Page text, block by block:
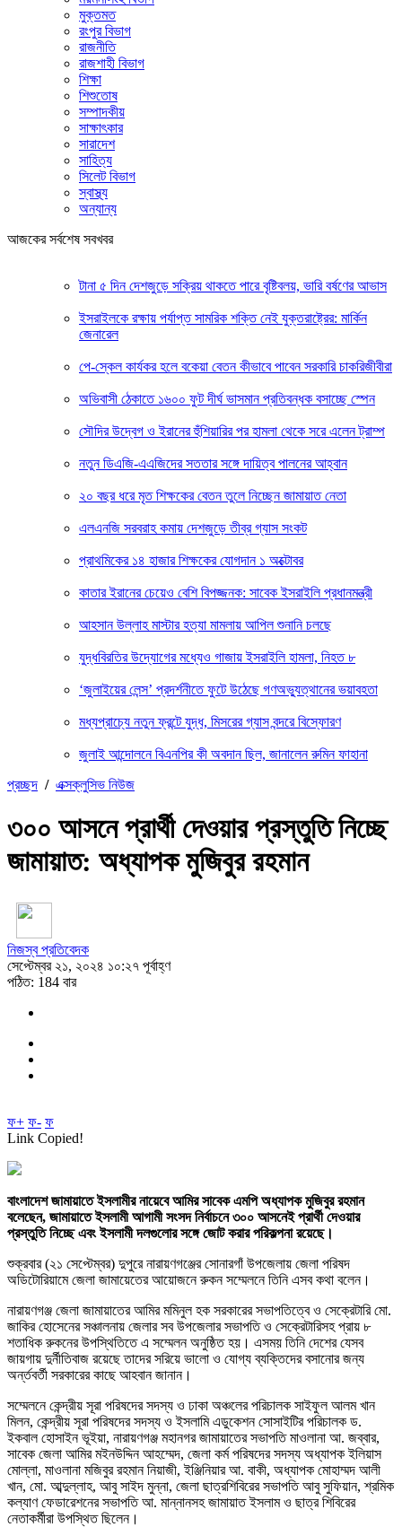
মুক্তমত
রংপুর বিভাগ
রাজনীতি
রাজশাহী বিভাগ
শিক্ষা
শিশুতোষ
সম্পাদকীয়
সাক্ষাৎকার
সারাদেশ
সাহিত্য
সিলেট বিভাগ
স্বাস্থ্য
অন্যান্য
আজকের সর্বশেষ সবখবর
টানা ৫ দিন দেশজুড়ে সক্রিয় থাকতে পারে বৃষ্টিবলয়, ভারি বর্ষণের আভাস
ইসরাইলকে রক্ষায় পর্যাপ্ত সামরিক শক্তি নেই যুক্তরাষ্ট্রের: মার্কিন
জেনারেল
পে-স্কেল কার্যকর হলে বকেয়া বেতন কীভাবে পাবেন সরকারি চাকরিজীবীরা
অভিবাসী ঠেকাতে ১৬০০ ফুট দীর্ঘ ভাসমান প্রতিবন্ধক বসাচ্ছে স্পেন
সৌদির উদ্বেগ ও ইরানের হুঁশিয়ারির পর হামলা থেকে সরে এলেন ট্রাম্প
নতুন ডিএজি-এএজিদের সততার সঙ্গে দায়িত্ব পালনের আহ্বান
২০ বছর ধরে মৃত শিক্ষকের বেতন তুলে নিচ্ছেন জামায়াত নেতা
এলএনজি সরবরাহ কমায় দেশজুড়ে তীব্র গ্যাস সংকট
প্রাথমিকের ১৪ হাজার শিক্ষকের যোগদান ১ অক্টোবর
কাতার ইরানের চেয়েও বেশি বিপজ্জনক: সাবেক ইসরাইলি প্রধানমন্ত্রী
আহসান উল্লাহ মাস্টার হত্যা মামলায় আপিল শুনানি চলছে
যুদ্ধবিরতির উদ্যোগের মধ্যেও গাজায় ইসরাইলি হামলা, নিহত ৮
‘জুলাইয়ের লেন্স’ প্রদর্শনীতে ফুটে উঠেছে গণঅভ্যুত্থানের ভয়াবহতা
মধ্যপ্রাচ্যে নতুন ফ্রন্টে যুদ্ধ, মিসরের গ্যাস বন্দরে বিস্ফোরণ
জুলাই আন্দোলনে বিএনপির কী অবদান ছিল, জানালেন রুমিন ফাহানা
প্রচ্ছদ / এক্সক্লুসিভ নিউজ
৩০০ আসনে প্রার্থী দেওয়ার প্রস্তুতি নিচ্ছে
জামায়াত: অধ্যাপক মুজিবুর রহমান
নিজস্ব প্রতিবেদক
সেপ্টেম্বর ২১, ২০২৪ ১০:২৭ পূর্বাহ্ণ
পঠিত: 184 বার
ফ+ ফ- ফ
Link Copied!
বাংলাদেশ জামায়াতে ইসলামীর নায়েবে আমির সাবেক এমপি অধ্যাপক মুজিবুর রহমান
বলেছেন, জামায়াতে ইসলামী আগামী সংসদ নির্বাচনে ৩০০ আসনেই প্রার্থী দেওয়ার
প্রস্তুতি নিচ্ছে এবং ইসলামী দলগুলোর সঙ্গে জোট করার পরিকল্পনা রয়েছে।
শুক্রবার (২১ সেপ্টেম্বর) দুপুরে নারায়ণগঞ্জের সোনারগাঁ উপজেলায় জেলা পরিষদ
অডিটোরিয়ামে জেলা জামায়েতের আয়োজনে রুকন সম্মেলনে তিনি এসব কথা বলেন।
নারায়ণগঞ্জ জেলা জামায়াতের আমির মমিনুল হক সরকারের সভাপতিত্বে ও সেক্রেটারি মো.
জাকির হোসেনের সঞ্চালনায় জেলার সব উপজেলার সভাপতি ও সেক্রেটারিসহ প্রায় ৮
শতাধিক রুকনের উপস্থিতিতে এ সম্মেলন অনুষ্ঠিত হয়। এসময় তিনি দেশের যেসব
জায়গায় দুর্নীতিবাজ রয়েছে তাদের সরিয়ে ভালো ও যোগ্য ব্যক্তিদের বসানোর জন্য
অর্ন্তবর্তী সরকারের কাছে আহবান জানান।
সম্মেলনে কেন্দ্রীয় সূরা পরিষদের সদস্য ও ঢাকা অঞ্চলের পরিচালক সাইফুল আলম খান
মিলন, কেন্দ্রীয় সূরা পরিষদের সদস্য ও ইসলামি এডুকেশন সোসাইটির পরিচালক ড.
ইকবাল হোসাইন ভূইয়া, নারায়ণগঞ্জ মহানগর জামায়াতের সভাপতি মাওলানা আ. জব্বার,
সাবেক জেলা আমির মইনউদ্দিন আহম্মেদ, জেলা কর্ম পরিষদের সদস্য অধ্যাপক ইলিয়াস
মোল্লা, মাওলানা মজিবুর রহমান নিয়াজী, ইঞ্জিনিয়ার আ. বাকী, অধ্যাপক মোহাম্মদ আলী
খান, মো. আব্দুল্লাহ, আবু সাইদ মুন্না, জেলা ছাত্রশিবিরের সভাপতি আবু সুফিয়ান, শ্রমিক
কল্যাণ ফেডারেশনের সভাপতি আ. মান্নানসহ জামায়াত ইসলাম ও ছাত্র শিবিরের
নেতাকর্মীরা উপস্থিত ছিলেন।